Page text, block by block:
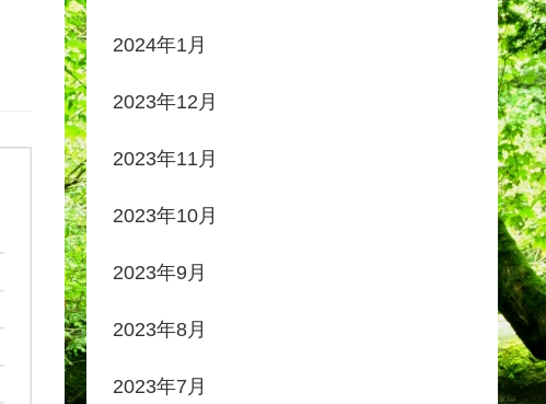
2024年1月
2023年12月
2023年11月
2023年10月
2023年9月
2023年8月
2023年7月